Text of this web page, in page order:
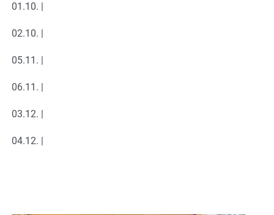
01.10. |
02.10. |
05.11. |
06.11. |
03.12. |
04.12. |